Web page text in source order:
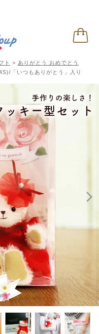
ト
ありがとう おめでとう
「いつもありがとう」入り